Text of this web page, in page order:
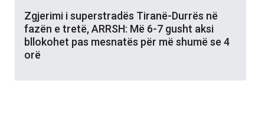
Zgjerimi i superstradës Tiranë-Durrës në
fazën e tretë, ARRSH: Më 6-7 gusht aksi
bllokohet pas mesnatës për më shumë se 4
orë